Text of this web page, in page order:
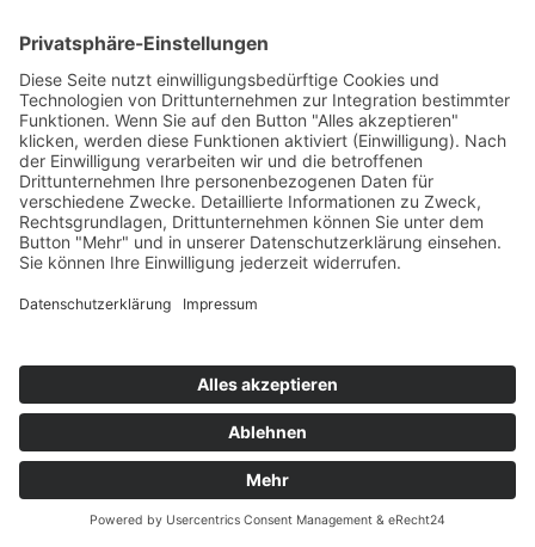
INTERLIVING wurde ausgezeichnet!
INTERLIVING Bad Serie 7892